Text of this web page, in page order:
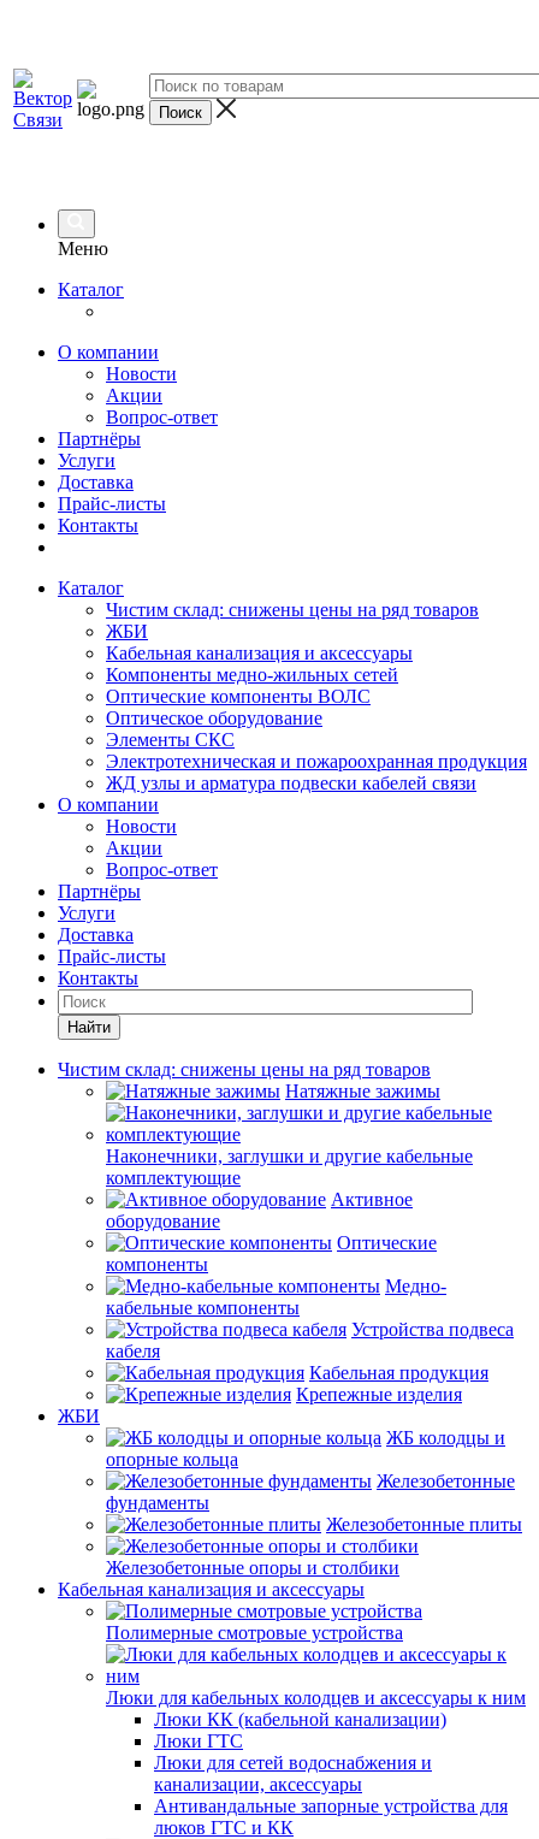
Меню
Каталог
О компании
Новости
Акции
Вопрос-ответ
Партнёры
Услуги
Доставка
Прайс-листы
Контакты
Каталог
Чистим склад: снижены цены на ряд товаров
ЖБИ
Кабельная канализация и аксессуары
Компоненты медно-жильных сетей
Оптические компоненты ВОЛС
Оптическое оборудование
Элементы СКС
Электротехническая и пожароохранная продукция
ЖД узлы и арматура подвески кабелей связи
О компании
Новости
Акции
Вопрос-ответ
Партнёры
Услуги
Доставка
Прайс-листы
Контакты
Найти
Чистим склад: снижены цены на ряд товаров
Натяжные зажимы
Наконечники, заглушки и другие кабельные
комплектующие
Активное
оборудование
Оптические
компоненты
Медно-
кабельные компоненты
Устройства подвеса
кабеля
Кабельная продукция
Крепежные изделия
ЖБИ
ЖБ колодцы и
опорные кольца
Железобетонные
фундаменты
Железобетонные плиты
Железобетонные опоры и столбики
Кабельная канализация и аксессуары
Полимерные смотровые устройства
Люки для кабельных колодцев и аксессуары к ним
Люки КК (кабельной канализации)
Люки ГТС
Люки для сетей водоснабжения и
канализации, аксессуары
Антивандальные запорные устройства для
люков ГТС и КК